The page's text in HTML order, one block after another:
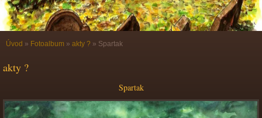
Úvod » Fotoalbum » akty ? » Spartak
akty ?
Spartak